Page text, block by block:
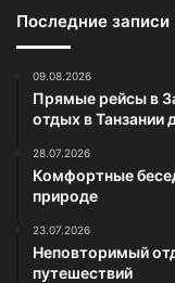
Последние записи
09.08.2026
Прямые рейсы в
отдых в Танзании
28.07.2026
Комфортные
природе
23.07.2026
Неповторимый
путешествий